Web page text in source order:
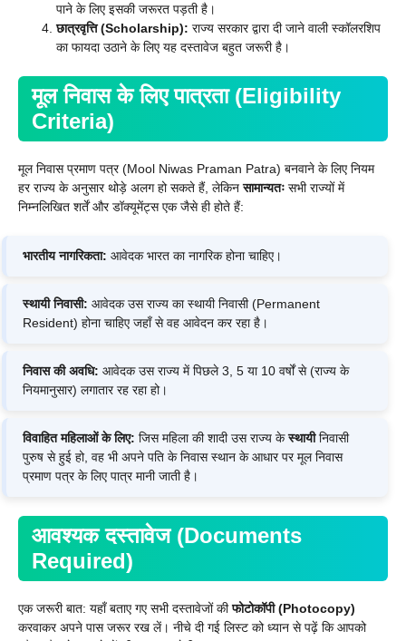
पाने के लिए इसकी जरूरत पड़ती है।
छात्रवृत्ति (Scholarship): राज्य सरकार द्वारा दी जाने वाली स्कॉलरशिप
का फायदा उठाने के लिए यह दस्तावेज बहुत जरूरी है।
मूल निवास के लिए पात्रता (Eligibility
Criteria)
मूल निवास प्रमाण पत्र (Mool Niwas Praman Patra) बनवाने के लिए नियम
हर राज्य के अनुसार थोड़े अलग हो सकते हैं, लेकिनसामान्यतः सभी राज्यों में
निम्नलिखित शर्तें और डॉक्यूमेंट्स एक जैसे ही होते हैं:
भारतीय नागरिकता: आवेदक भारत का नागरिक होना चाहिए।
स्थायी निवासी: आवेदक उस राज्य का स्थायी निवासी (Permanent
Resident) होना चाहिए जहाँ से वह आवेदन कर रहा है।
निवास की अवधि: आवेदक उस राज्य में पिछले 3, 5 या 10 वर्षों से (राज्य के
नियमानुसार) लगातार रह रहा हो।
विवाहित महिलाओं के लिए: जिस महिला की शादी उस राज्य केस्थायीनिवासी
पुरुष से हुई हो, वह भी अपने पति के निवास स्थान के आधार पर मूल निवास
प्रमाण पत्र के लिए पात्र मानी जाती है।
आवश्यक दस्तावेज (Documents
Required)
एक जरूरी बात: यहाँ बताए गए सभी दस्तावेजों कीफोटोकॉपी (Photocopy)
करवाकर अपने पास जरूर रख लें। नीचे दी गई लिस्ट को ध्यान से पढ़ें कि आपको